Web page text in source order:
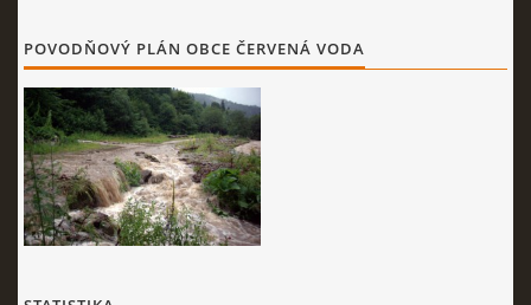
POVODŇOVÝ PLÁN OBCE ČERVENÁ VODA